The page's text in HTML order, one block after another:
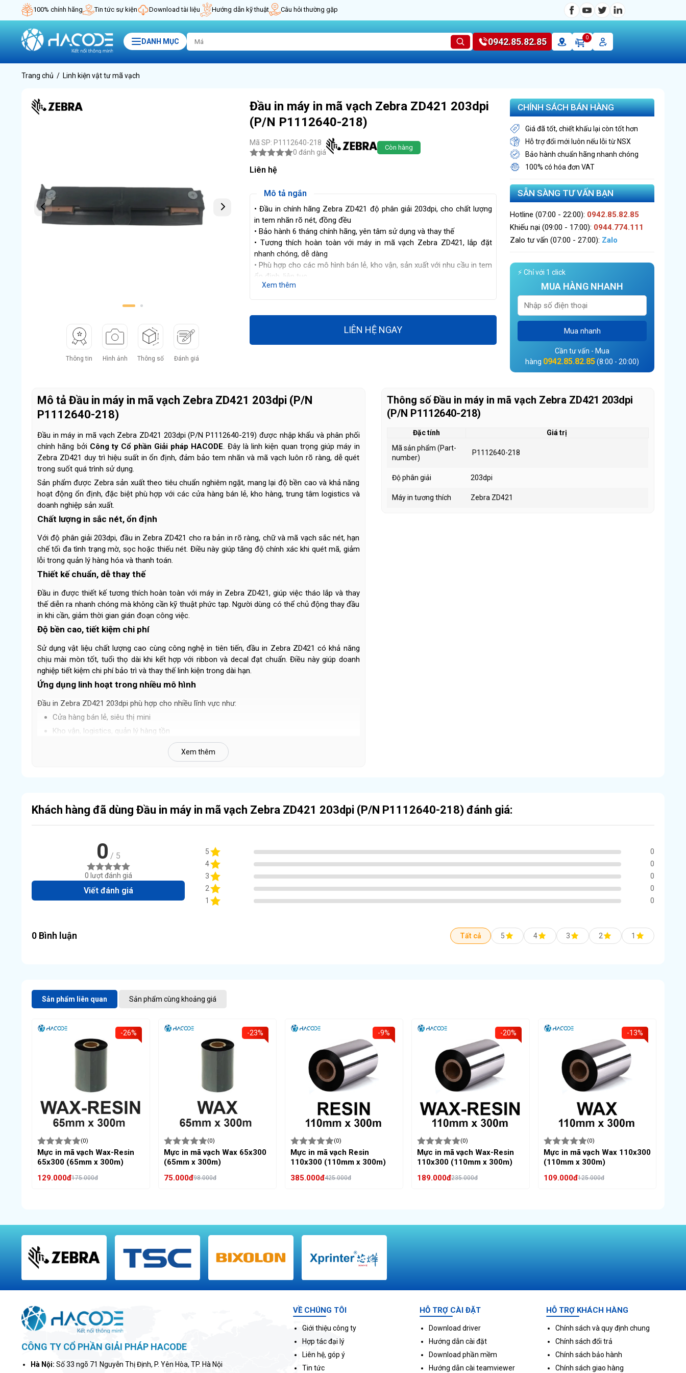
100% chính hãng Tin tức sự kiện Download tài liệu Hướng dẫn kỹ thuật Câu hỏi thường gặp
DANH MỤC 0942.85.82.85 0
Trang chủ Linh kiện vật tư mã vạch
1
Thông tin Hình ảnh Thông số Đánh giá
Đầu in máy in mã vạch Zebra ZD421 203dpi
(P/N P1112640-218)
Mã SP: P1112640-218
0 đánh giá
Còn hàng
Liên hệ
Mô tả ngắn
• Đầu in chính hãng Zebra ZD421 độ phân giải 203dpi, cho chất lượng
in tem nhãn rõ nét, đồng đều
• Bảo hành 6 tháng chính hãng, yên tâm sử dụng và thay thế
• Tương thích hoàn toàn với máy in mã vạch Zebra ZD421, lắp đặt
nhanh chóng, dễ dàng
• Phù hợp cho các mô hình bán lẻ, kho vận, sản xuất với nhu cầu in tem
ổn định, liên tục
Xem thêm
LIÊN HỆ NGAY
CHÍNH SÁCH BÁN HÀNG
Giá đã tốt, chiết khấu lại còn tốt hơn
Hỗ trợ đổi mới luôn nếu lỗi từ NSX
Bảo hành chuẩn hãng nhanh chóng
100% có hóa đơn VAT
SẴN SÀNG TƯ VẤN BẠN
Hotline (07:00 - 22:00): 0942.85.82.85
Khiếu nại (09:00 - 17:00): 0944.774.111
Zalo tư vấn (07:00 - 27:00): Zalo
⚡ Chỉ với 1 click
MUA HÀNG NHANH
Mua nhanh
Cần tư vấn - Mua
hàng 0942.85.82.85(8:00 - 20:00)
Mô tả Đầu in máy in mã vạch Zebra ZD421 203dpi (P/N
P1112640-218)
Đầu in máy in mã vạch Zebra ZD421 203dpi (P/N P1112640-219) được nhập khẩu và phân phối
chính hãng bởi Công ty Cổ phần Giải pháp HACODE . Đây là linh kiện quan trọng giúp máy in
Zebra ZD421 duy trì hiệu suất in ổn định, đảm bảo tem nhãn và mã vạch luôn rõ ràng, dễ quét
trong suốt quá trình sử dụng.
Sản phẩm được Zebra sản xuất theo tiêu chuẩn nghiêm ngặt, mang lại độ bền cao và khả năng
hoạt động ổn định, đặc biệt phù hợp với các cửa hàng bán lẻ, kho hàng, trung tâm logistics và
doanh nghiệp sản xuất.
Chất lượng in sắc nét, ổn định
Với độ phân giải 203dpi, đầu in Zebra ZD421 cho ra bản in rõ ràng, chữ và mã vạch sắc nét, hạn
chế tối đa tình trạng mờ, sọc hoặc thiếu nét. Điều này giúp tăng độ chính xác khi quét mã, giảm
lỗi trong quản lý hàng hóa và thanh toán.
Thiết kế chuẩn, dễ thay thế
Đầu in được thiết kế tương thích hoàn toàn với máy in Zebra ZD421, giúp việc tháo lắp và thay
thế diễn ra nhanh chóng mà không cần kỹ thuật phức tạp. Người dùng có thể chủ động thay đầu
in khi cần, giảm thời gian gián đoạn công việc.
Độ bền cao, tiết kiệm chi phí
Sử dụng vật liệu chất lượng cao cùng công nghệ in tiên tiến, đầu in Zebra ZD421 có khả năng
chịu mài mòn tốt, tuổi thọ dài khi kết hợp với ribbon và decal đạt chuẩn. Điều này giúp doanh
nghiệp tiết kiệm chi phí bảo trì và thay thế linh kiện trong dài hạn.
Ứng dụng linh hoạt trong nhiều mô hình
Đầu in Zebra ZD421 203dpi phù hợp cho nhiều lĩnh vực như:
Cửa hàng bán lẻ, siêu thị mini
Kho vận, logistics, quản lý hàng tồn
Sản xuất, in tem sản phẩm, tem mã vạch, tem vận chuyển
Hàng chính hãng Zebra – Phân phối bởi HACODE
Kiểm tra kỹ trước khi giao hàng
Xem thêm
Thông số Đầu in máy in mã vạch Zebra ZD421 203dpi
(P/N P1112640-218)
Đặc tính
Giá trị
Mã sản phẩm (Part-
number)
P1112640-218
Độ phân giải 203dpi
Máy in tương thích Zebra ZD421
Khách hàng đã dùng Đầu in máy in mã vạch Zebra ZD421 203dpi (P/N P1112640-218) đánh giá:
0 / 5
0 lượt đánh giá
Viết đánh giá
5
0
4
0
3
0
2
0
1
0
0 Bình luận Tất cả 5 4 3 2 1
Sản phẩm liên quan Sản phẩm cùng khoảng giá
-26%
(0)
Mực in mã vạch Wax-Resin
65x300 (65mm x 300m)
129.000đ175.000đ
-23%
(0)
Mực in mã vạch Wax 65x300
(65mm x 300m)
75.000đ98.000đ
-9%
(0)
Mực in mã vạch Resin
110x300 (110mm x 300m)
385.000đ425.000đ
-20%
(0)
Mực in mã vạch Wax-Resin
110x300 (110mm x 300m)
189.000đ235.000đ
-13%
(0)
Mực in mã vạch Wax 110x300
(110mm x 300m)
109.000đ125.000đ
CÔNG TY CỔ PHẦN GIẢI PHÁP HACODE
Hà Nội: Số 33 ngõ 71 Nguyễn Thị Định, P. Yên Hòa, TP. Hà Nội
VỀ CHÚNG TÔI
Giới thiệu công ty
Hợp tác đại lý
Liên hệ, góp ý
Tin tức
HỖ TRỢ CÀI ĐẶT
Download driver
Hướng dẫn cài đặt
Download phần mềm
Hướng dẫn cài teamviewer
HỖ TRỢ KHÁCH HÀNG
Chính sách và quy định chung
Chính sách đổi trả
Chính sách bảo hành
Chính sách giao hàng